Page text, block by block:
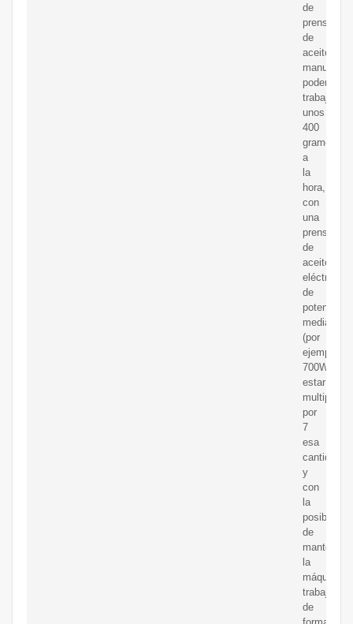
de
prensa
de
aceite
manual
podemos
trabajar
unos
400
gramos
a
la
hora,
con
una
prensa
de
aceite
eléctrica
de
potencia
media
(por
ejemplo,
700W),
estaríamos
por
7
esa
cantidad,
y
con
la
posibilidad
de
mantener
la
máquina
trabajando
de